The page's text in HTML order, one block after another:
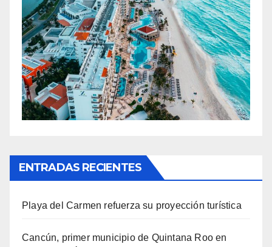
ENTRADAS RECIENTES
Playa del Carmen refuerza su proyección turística
Cancún, primer municipio de Quintana Roo en